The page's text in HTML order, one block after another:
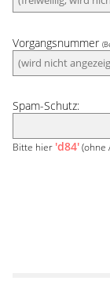
Vorgangsnummer
Spam-Schutz:
Bitte hier 'd84'(ohne